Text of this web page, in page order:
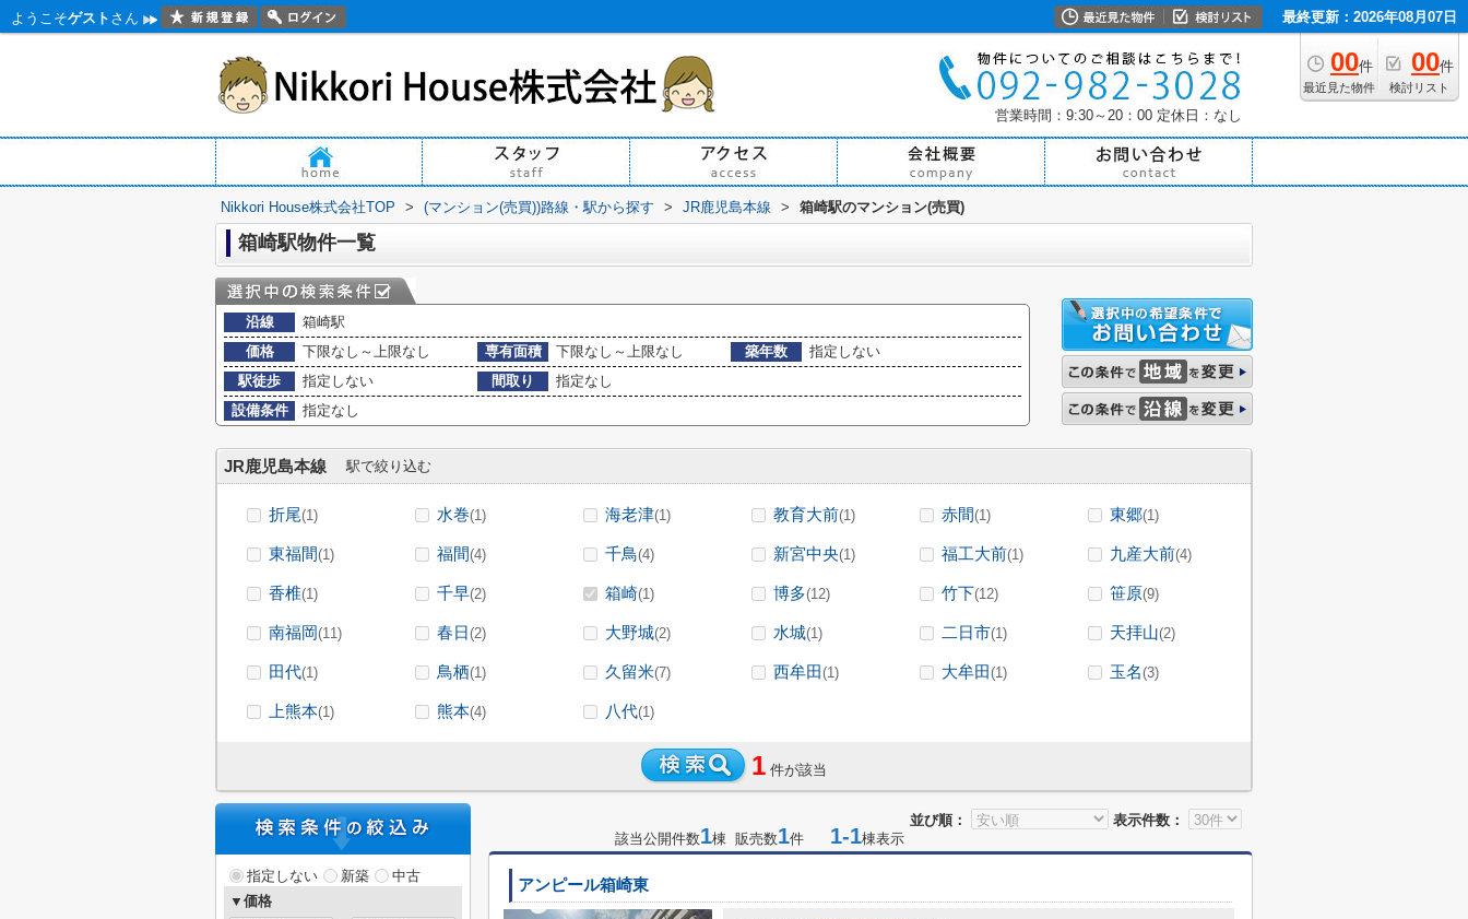
ようこそゲスト さん 最終更新：2026年08月07日
00件
最近見た物件
00件
検討リスト
営業時間：9:30～20：00 定休日：なし
Nikkori House株式会社TOP > (マンション(売買))路線・駅から探す > JR鹿児島本線 > 箱崎駅のマンション(売買)
箱崎駅物件一覧
沿線
箱崎駅
価格
下限なし～上限なし 専有面積 下限なし～上限なし 築年数
指定しない
駅徒歩
指定しない 間取り
指定なし
設備条件
指定なし
JR鹿児島本線 駅で絞り込む
折尾(1) 水巻(1) 海老津(1) 教育大前(1) 赤間(1) 東郷(1)
東福間(1) 福間(4) 千鳥(4) 新宮中央(1) 福工大前(1) 九産大前(4)
香椎(1) 千早(2) 箱崎(1) 博多(12) 竹下(12) 笹原(9)
南福岡(11) 春日(2) 大野城(2) 水城(1) 二日市(1) 天拝山(2)
田代(1) 鳥栖(1) 久留米(7) 西牟田(1) 大牟田(1) 玉名(3)
上熊本(1) 熊本(4) 八代(1)
1 件が該当
並び順：
表示件数：
該当公開件数1棟 販売数1件 1-1棟表示
アンピール箱崎東
指定しない 新築
中古
▼価格